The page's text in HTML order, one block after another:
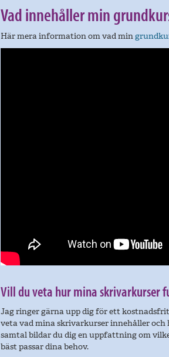
Vad innehåller min
Här mera information om vad min
Vill du veta hur mina skrivarkurser
Jag ringer gärna upp dig för ett
veta vad mina skrivarkurser innehåller och
samtal bildar du dig en uppfattning om
bäst passar dina behov.